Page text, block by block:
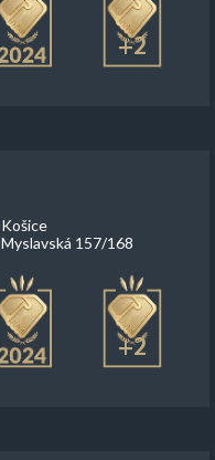
+2
Košice
Myslavská 157/168
+2